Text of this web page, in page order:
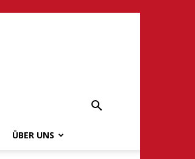
ÜBER UNS